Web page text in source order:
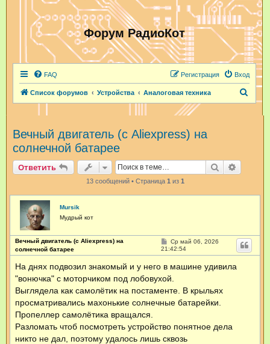
Форум РадиоКот
FAQ Вход
Регистрация
Список форумов Устройства Аналоговая техника
Вечный двигатель (с Aliexpress) на
солнечной батарее
Ответить Поиск
13 сообщений • Страница 1 из 1
Mursik
Мудрый кот
Вечный двигатель (с Aliexpress) на
солнечной батарее
С
о
о
щ
е
и
Ср май 06, 2026
21:42:54
На днях подвозил знакомый и у него в машине удивила
"вонючка" с моторчиком под лобовухой.
Выглядела как самолётик на постаменте. В крыльях
просматривались махонькие солнечные батарейки.
Пропеллер самолётика вращался.
Разломать чтоб посмотреть устройство понятное дела
никто не дал, поэтому удалось лишь сквозь